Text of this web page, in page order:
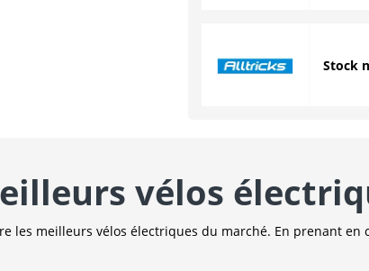
Stock
vélos
les meilleurs vélos électriques du marché. En prenant